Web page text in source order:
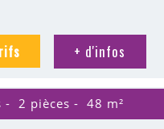
+ d'infos
2 pièces 48 m²